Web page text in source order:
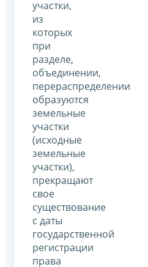
участки,
из
которых
при
разделе,
объединении,
перераспределении
образуются
земельные
участки
(исходные
земельные
участки),
прекращают
свое
существование
с даты
государственной
регистрации
права